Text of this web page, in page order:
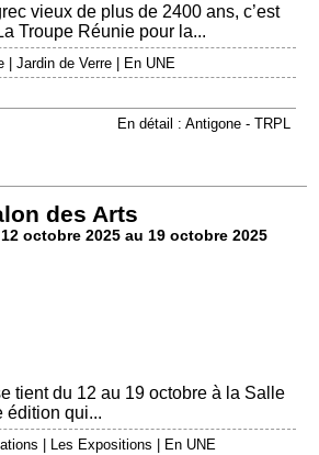
vieux de plus de 2400 ans, c’est
Troupe Réunie pour la...
|Jardin de Verre
En UNE
En détail : Antigone - TRPL
des Arts
12 octobre 2025 au 19 octobre 2025
tient du 12 au 19 octobre à la Salle
édition qui...
Les Expositions
En UNE